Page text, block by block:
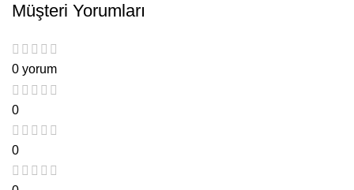
Müşteri Yorumları
0 yorum
0
0